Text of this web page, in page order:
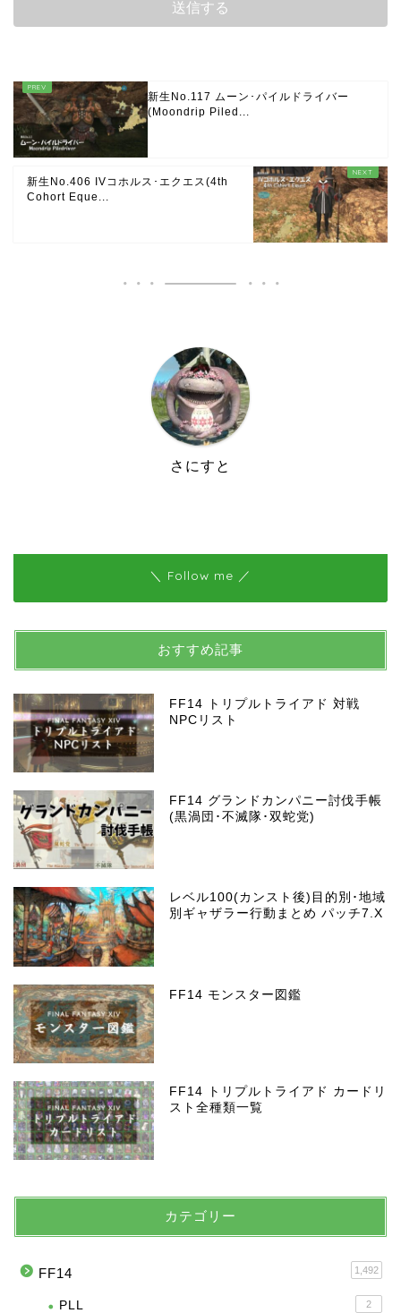
新生No.117 ムーン･パイルドライバー
(Moondrip Piled...
新生No.406 IVコホルス･エクエス(4th
Cohort Eque...
さにすと
＼ Follow me ／
おすすめ記事
FF14 トリプルトライアド 対戦
NPCリスト
FF14 グランドカンパニー討伐手帳
(黒渦団･不滅隊･双蛇党)
レベル100(カンスト後)目的別･地域
別ギャザラー行動まとめ パッチ7.X
FF14 モンスター図鑑
FF14 トリプルトライアド カードリ
スト全種類一覧
カテゴリー
FF14 1,492
PLL 2